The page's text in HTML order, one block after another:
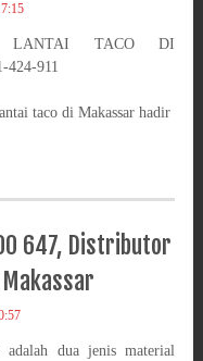
LANTAI TACO DI
424-911
taco di Makassar hadir
647, Distributor
dua jenis material